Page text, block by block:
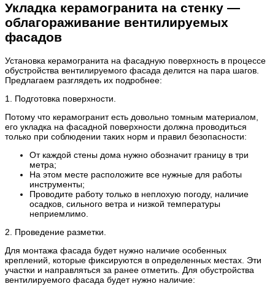
Укладка керамогранита на стенку —
облагораживание вентилируемых
фасадов
Установка керамогранита на фасадную поверхность в процессе
обустройства вентилируемого фасада делится на пара шагов.
Предлагаем разглядеть их подробнее:
1. Подготовка поверхности.
Потому что керамогранит есть довольно томным материалом,
его укладка на фасадной поверхности должна проводиться
только при соблюдении таких норм и правил безопасности:
От каждой стены дома нужно обозначит границу в три
метра;
На этом месте расположите все нужные для работы
инструменты;
Проводите работу только в неплохую погоду, наличие
осадков, сильного ветра и низкой температуры
неприемлимо.
2. Проведение разметки.
Для монтажа фасада будет нужно наличие особенных
креплений, которые фиксируются в определенных местах. Эти
участки и направляться за ранее отметить. Для обустройства
вентилируемого фасада будет нужно наличие: